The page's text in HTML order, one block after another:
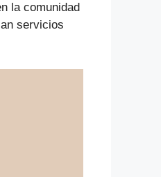
la comunidad
servicios